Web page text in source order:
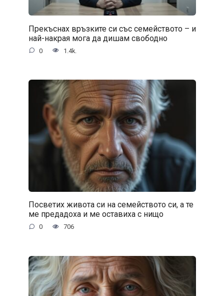
Прекъснах връзките си със семейството – и
най-накрая мога да дишам свободно
0 1.4k.
Посветих живота си на семейството си, а те
ме предадоха и ме оставиха с нищо
0 706